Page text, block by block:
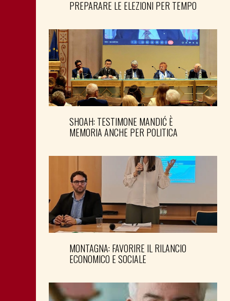
PREPARARE LE ELEZIONI PER TEMPO
SHOAH: TESTIMONE MANDIĆ È
MEMORIA ANCHE PER POLITICA
MONTAGNA: FAVORIRE IL RILANCIO
ECONOMICO E SOCIALE